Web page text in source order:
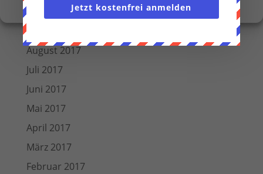
Cookie-RichtlinieDatenschutzerklärungImpressum
November 2017
Oktober 2017
August 2017
Juli 2017
Juni 2017
Mai 2017
April 2017
März 2017
Februar 2017
Jetzt kostenfrei anmelden